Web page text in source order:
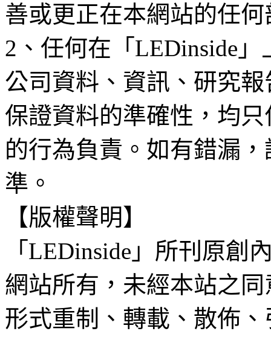
善或更正在本網站的任
2、任何在「LEDinside
公司資料、資訊、研究
保證資料的準確性，均
的行為負責。如有錯漏
準。
【版權聲明】
「LEDinside」所刊原創
網站所有，未經本站之
形式重制、轉載、散佈